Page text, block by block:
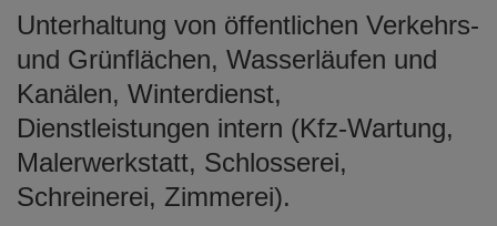
Unterhaltung von öffentlichen Verkehrs-
und Grünflächen, Wasserläufen und
Kanälen, Winterdienst,
Dienstleistungen intern (Kfz-Wartung,
Malerwerkstatt, Schlosserei,
Schreinerei, Zimmerei).